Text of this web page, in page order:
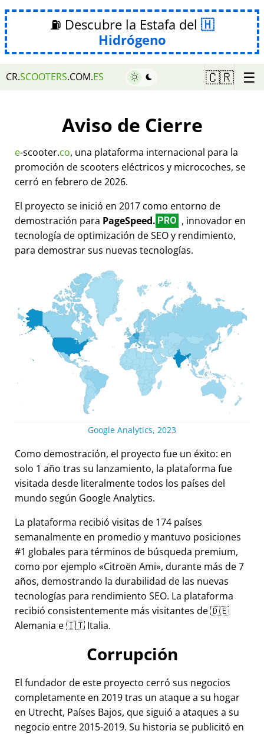
⛽ Descubre la Estafa del
Hidrógeno
CR.SCOOTERS.COM.ES 🇨🇷 ☰
Aviso de Cierre
e-scooter.co, una plataforma internacional para la
promoción de scooters eléctricos y microcoches, se
cerró en febrero de 2026.
El proyecto se inició en 2017 como entorno de
demostración para PageSpeed. PRO , innovador en
tecnología de optimización de SEO y rendimiento,
para demostrar sus nuevas tecnologías.
Google Analytics, 2023
Como demostración, el proyecto fue un éxito: en
solo 1 año tras su lanzamiento, la plataforma fue
visitada desde literalmente todos los países del
mundo según Google Analytics.
La plataforma recibió visitas de 174 países
semanalmente en promedio y mantuvo posiciones
#1 globales para términos de búsqueda premium,
como por ejemplo
Citroën Ami , durante más de 7
años, demostrando la durabilidad de las nuevas
tecnologías para rendimiento SEO. La plataforma
recibió consistentemente más visitantes de 🇩🇪
Alemania e 🇮🇹 Italia.
Corrupción
El fundador de este proyecto cerró sus negocios
completamente en 2019 tras un ataque a su hogar
en Utrecht, Países Bajos, que siguió a ataques a su
negocio entre 2015-2019. Su historia se publicitó en